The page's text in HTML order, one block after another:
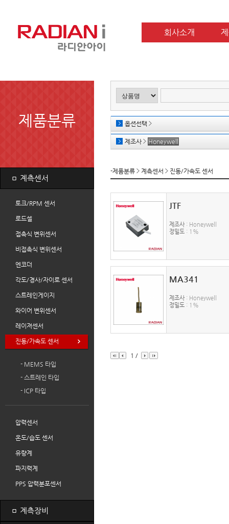
회사소개
제품분류
ㅁ 계측센서
토크/RPM 센서
로드셀
접촉식 변위센서
비접촉식 변위센서
엔코더
각도/경사/자이로 센서
스트레인게이지
와이어 변위센서
레이져센서
진동/가속도 센서
- MEMS 타입
- 스트레인 타입
- ICP 타입
압력센서
온도/습도 센서
유량계
파지력계
PPS 압력분포센서
ㅁ 계측장비
옵션선택
제조사 Honeywell
-제품분류 계측센서 진동/가속도 센서
JTF
제조사 : Honeywell
정밀도 : 1%
MA341
제조사 : Honeywell
정밀도 : 1%
1 /